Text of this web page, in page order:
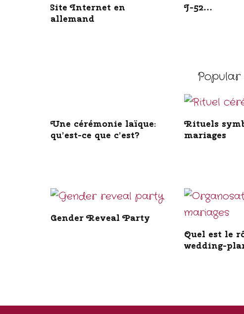
Site Internet en
allemand
J-52…
Popular
Une cérémonie laïque:
qu’est-ce que c’est?
Rituels
mariages
Gender Reveal Party
Quel est le
wedding-